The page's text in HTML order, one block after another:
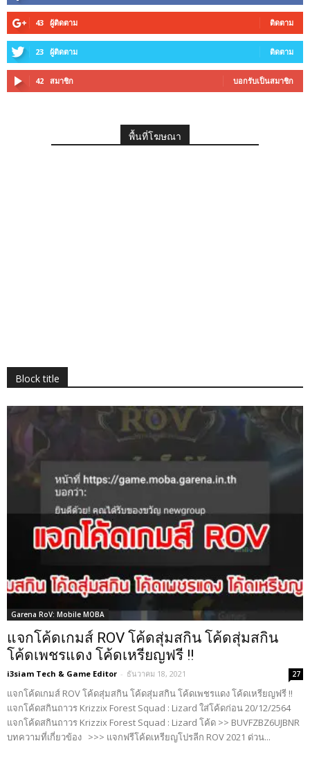
43 ผู้ติดตาม ติดตาม
23 ผู้ติดตาม ติดตาม
42 สมาชิก บอกรับเป็นสมาชิก
พื้นที่โฆษณา
Block title
Garena RoV: Mobile MOBA
แจกโค้ดเกมส์ ROV โค้ดสุ่มสกิน โค้ดสุ่มสกิน
โค้ดเพชรแดง โค้ดเหรียญฟรี !!
i3siam Tech & Game Editor - ธันวาคม 18, 2021 27
แจกโค้ดเกมส์ ROV โค้ดสุ่มสกิน โค้ดสุ่มสกิน โค้ดเพชรแดง โค้ดเหรียญฟรี !!
แจกโค้ดสกินถาวร Krizzix Forest Squad : Lizard ใส่โค้ดก่อน 20/12/2564
แจกโค้ดสกินถาวร Krizzix Forest Squad : Lizard โค้ด >> BUVFZBZ6UJBNR
บทความที่เกี่ยวข้อง >>> แจกฟรีโค้ดเหรียญโปรลีก ROV 2021 ด่วน...